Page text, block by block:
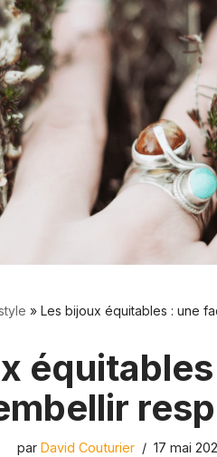
» Les bijoux équitables : une
par David Couturier 17 mai